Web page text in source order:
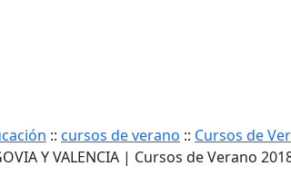
:: cursos de verano :: Cursos de
Y VALENCIA | Cursos de Verano